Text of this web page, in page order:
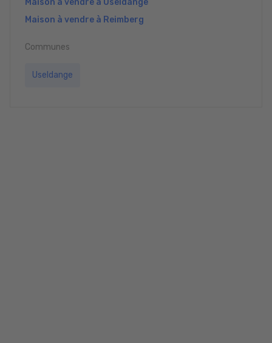
Maison à vendre à Reimberg
Communes
Useldange